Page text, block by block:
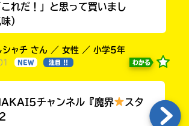
れだ！」と思って買いまし
）
シャチ さん ／ 女性 ／ 小学5年
NEW 注目 !! わかる
チャンネル『魔界
スタ